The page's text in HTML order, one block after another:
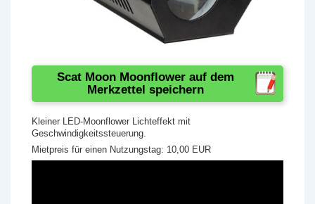
Scat Moon Moonflower auf dem
Merkzettel speichern
Kleiner LED-Moonflower Lichteffekt mit
Geschwindigkeitssteuerung.
Mietpreis für einen Nutzungstag: 10,00 EUR